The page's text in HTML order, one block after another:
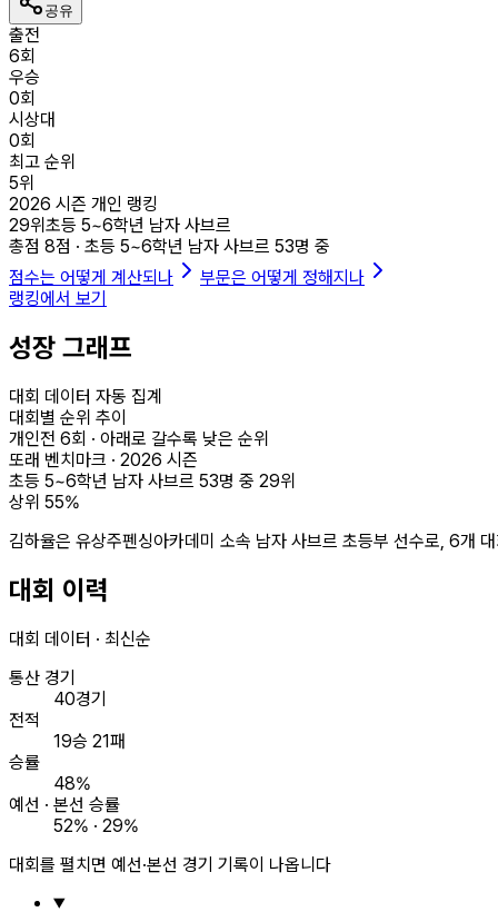
공유
출전
6회
우승
0회
시상대
0회
최고 순위
5위
2026 시즌 개인 랭킹
29위초등 5~6학년 남자 사브르
총점 8점 · 초등 5~6학년 남자 사브르 53명 중
점수는 어떻게 계산되나
부문은 어떻게 정해지나
랭킹에서 보기
성장 그래프
대회 데이터 자동 집계
대회별 순위 추이
개인전 6회 · 아래로 갈수록 낮은 순위
또래 벤치마크 · 2026 시즌
초등 5~6학년 남자 사브르 53명 중 29위
상위 55%
김하율은 유상주펜싱아카데미 소속 남자 사브르 초등부 선수로, 6개
대회 이력
대회 데이터 · 최신순
통산 경기
40경기
전적
19승 21패
승률
48%
예선 · 본선 승률
52% · 29%
대회를 펼치면 예선·본선 경기 기록이 나옵니다